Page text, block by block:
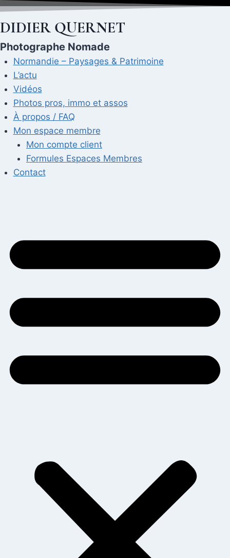
Aller
au
contenu
DIDIER QUERNET
Photographe Nomade
Normandie – Paysages & Patrimoine
L’actu
Vidéos
Photos pros, immo et assos
À propos / FAQ
Mon espace membre
Mon compte client
Formules Espaces Membres
Contact